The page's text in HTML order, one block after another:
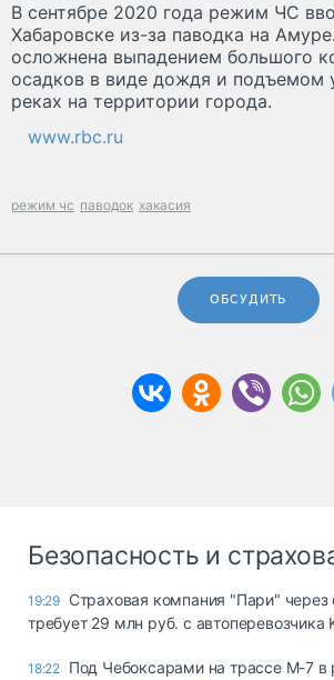
В сентябре 2020 года режим ЧС
Хабаровске из-за паводка на
осложнена выпадением большого
осадков в виде дождя и подъемом
реках на территории города.
www.rbc.ru
режим чс паводок хакасия
ОБСУДИТЬ
Безопасность и
19:29 Страховая компания "Пари" через
требует 29 млн руб. с автоперевозчика
18:22 Под Чебоксарами на трассе М-7 в